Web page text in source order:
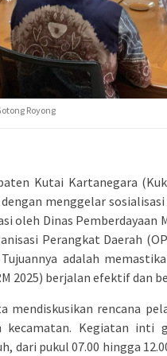
Royong
Kutai Kartanegara
menggelar
oleh Dinas Pemberdayaan
Perangkat Daerah
adalah
2025) berjalan efektif dan
rencana
Kegiatan inti
dari pukul 07.00 hingga